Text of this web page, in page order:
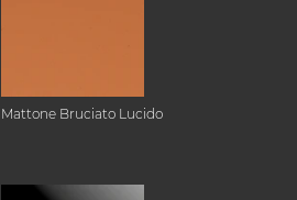
Mattone Bruciato Lucido